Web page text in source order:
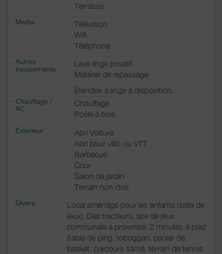
Terrasse
Media
Télévision
Wifi
Téléphone
Autres
équipements
Lave linge privatif
Matériel de repassage
Étendoir à linge à disposition.
Chauffage /
AC
Chauffage
Poêle à bois
Exterieur
Abri Voiture
Abri pour vélo ou VTT
Barbecue
Cour
Salon de jardin
Terrain non clos
Divers
Local aménagé pour les enfants (salle de
jeux). Des tracteurs, aire de jeux
communale à proximité, 2 minutes à pied
(table de ping, toboggan, panier de
basket, parcours santé, terrain de tennis